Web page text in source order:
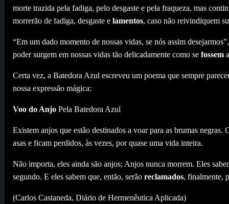
morte trazida pela fadiga, pelo desgaste e pela fraqueza, mas
morrerão de fadiga, desgaste e lamentos, caso não reivindiquem
“Em um dado momento de nossas vidas, se nós assim
poder surgem em nossas vidas tão delicadamente como se fossem
Certa vez, a Batedora Azul escreveu um poema que sempre
nossa expressão mágica:
Voo do AnjoPela Batedora Azul
Existem anjos que estão destinados a voar para as brumas
asas e ficam perdidos, às vezes, por quase uma vida inteira.
Não importa, eles ainda são anjos; Anjos nunca morrem. Eles
segundo. E eles sabem que, então, serão reclamados, finalmente,
(Carlos Castaneda, Diário de Hermenêutica Aplicada)